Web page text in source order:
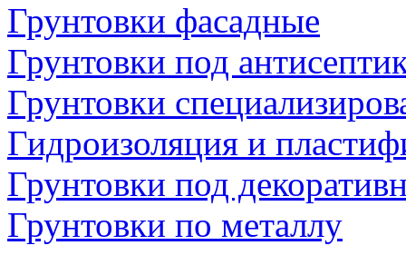
Грунтовки фасадные
Грунтовки под
Грунтовки
Гидроизоляция и
Грунтовки под
Грунтовки по металлу